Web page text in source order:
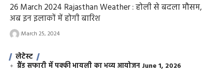
26 March 2024 Rajasthan Weather : होली से बदला मौसम,
अब इन इलाकों में होगी बारिश
March 25, 2024
लेटेस्ट
ग्रैंड सफारी में पक्की भायली का भव्य आयोजन June 1, 2026